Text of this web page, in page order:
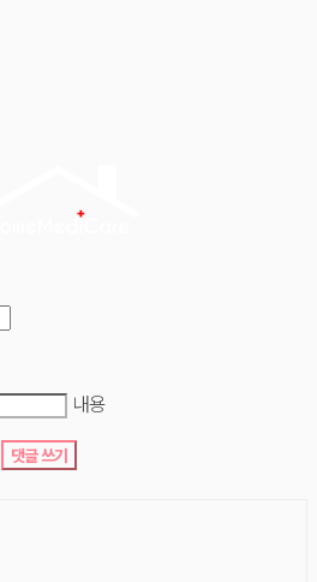
내용
댓글 쓰기